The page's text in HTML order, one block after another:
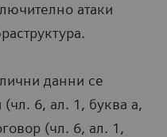
атаки
данни се
(чл. 6, ал. 1, буква a,
(чл. 6, ал. 1,